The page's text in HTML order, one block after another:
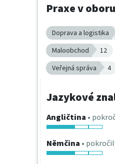
Praxe v oboru
Doprava a logistika
Maloobchod
12
Veřejná správa
4
Jazykové
Angličtina •
Němčina •